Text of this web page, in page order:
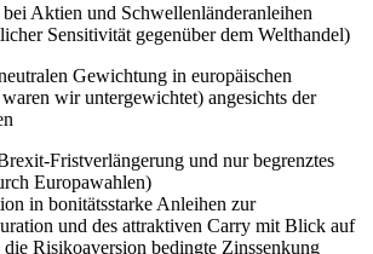
Aktien und Schwellenländeranleihen
Sensitivität gegenüber dem Welthandel)
Gewichtung in europäischen
wir untergewichtet) angesichts der
Fristverlängerung und nur begrenztes
Europawahlen)
in bonitätsstarke Anleihen zur
und des attraktiven Carry mit Blick auf
Risikoaversion bedingte Zinssenkung